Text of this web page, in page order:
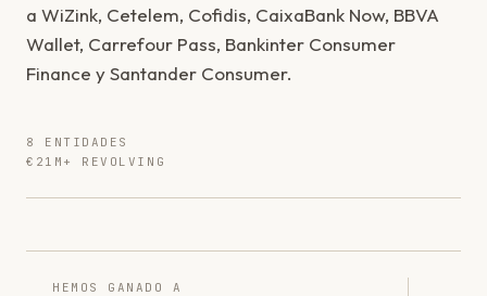
a WiZink, Cetelem, Cofidis, CaixaBank Now, BBVA
Wallet, Carrefour Pass, Bankinter Consumer
Finance y Santander Consumer.
8 ENTIDADES
€21M+ REVOLVING
HEMOS GANADO A